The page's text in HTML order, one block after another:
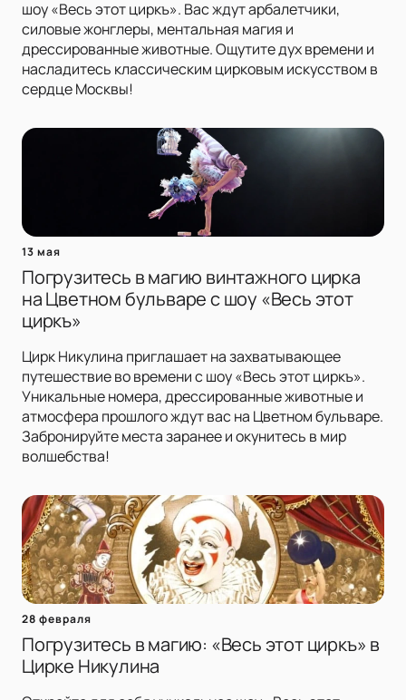
шоу «Весь этот циркъ». Вас ждут арбалетчики,
силовые жонглеры, ментальная магия и
дрессированные животные. Ощутите дух времени и
насладитесь классическим цирковым искусством в
сердце Москвы!
13 мая
Погрузитесь в магию винтажного цирка
на Цветном бульваре с шоу «Весь этот
циркъ»
Цирк Никулина приглашает на захватывающее
путешествие во времени с шоу «Весь этот циркъ».
Уникальные номера, дрессированные животные и
атмосфера прошлого ждут вас на Цветном бульваре.
Забронируйте места заранее и окунитесь в мир
волшебства!
28 февраля
Погрузитесь в магию: «Весь этот циркъ» в
Цирке Никулина